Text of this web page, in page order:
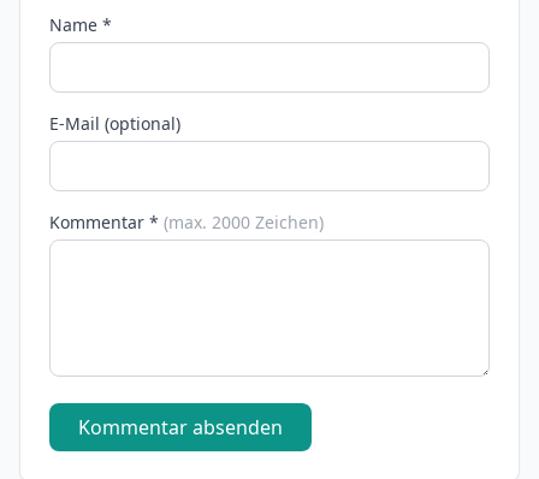
Name *
E-Mail (optional)
Kommentar * (max. 2000 Zeichen)
Kommentar absenden